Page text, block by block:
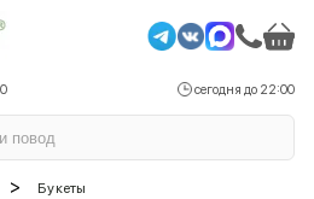
сегодня до 22:00
> Букеты